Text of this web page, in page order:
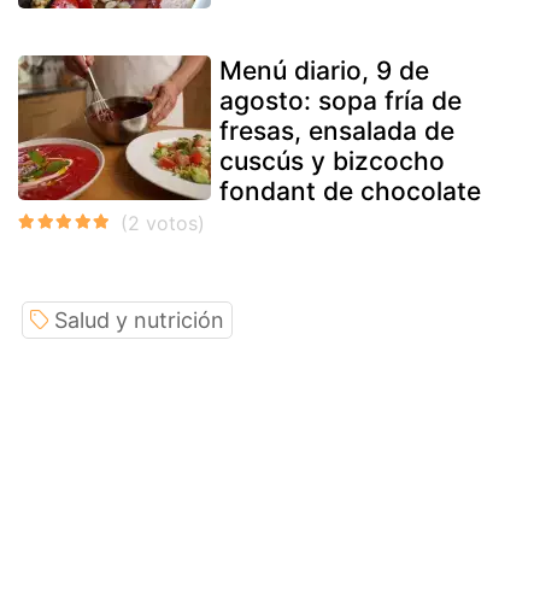
Menú diario, 9 de
agosto: sopa fría de
fresas, ensalada de
cuscús y bizcocho
fondant de chocolate
Salud y nutrición